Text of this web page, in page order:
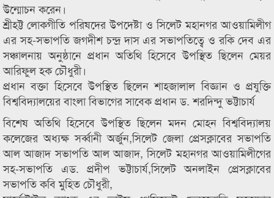
উন্মোচন করেন।
শ্রীহট্ট লোকগীতি পরিষদের উপদেষ্টা ও সিলেট মহানগর আওয়ামিলীগ
এর সহ-সভাপতি জগদীশ চন্দ্র দাস এর সভাপতিত্বে ও রকি দেব এর
সঞ্চালনায় অনুষ্ঠানে প্রধান অতিথি হিসেবে উপস্থিত ছিলেন মেয়র
আরিফুল হক চৌধুরী।
প্রধান বক্তা হিসেবে উপস্থিত ছিলেন শাহজালাল বিজ্ঞান ও প্রযুক্তি
বিশ্ববিদ্যালয়ের বাংলা বিভাগের সাবেক প্রধান ড. শরদিন্দু ভট্টাচার্য
বিশেষ অতিথি হিসেবে উপস্থিত ছিলেন মদন মোহন বিশ্ববিদ্যালয়
কলেজের অধ্যক্ষ সর্ব্বানী অর্জুন,সিলেট জেলা প্রেসক্লাবের সভাপতি
আল আজাদ সভাপতি আল আজাদ, সিলেট মহানগর আওয়ামিলীগের
সহ-সভাপতি এড. প্রদীপ ভট্টাচার্য,সিলেট অনলাইন প্রেসক্লাবের
সভাপতি কবি মুহিত চৌধুরী,